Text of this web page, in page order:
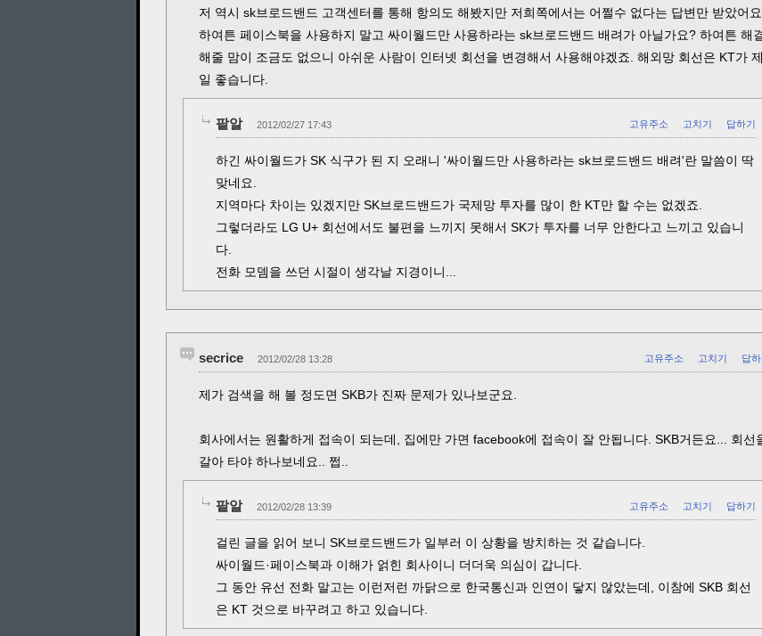
저 역시 sk브로드밴드 고객센터를 통해 항의도 해봤지만 저희쪽에서는 어쩔수 없다는 답변만 받았어요.
하여튼 페이스북을 사용하지 말고 싸이월드만 사용하라는 sk브로드밴드 배려가 아닐가요? 하여튼 해
해줄 맘이 조금도 없으니 아쉬운 사람이 인터넷 회선을 변경해서 사용해야겠죠. 해외망 회선은 KT가 제
일 좋습니다.
팥알 2012/02/27 17:43 고유주소 고치기 답하기
하긴 싸이월드가 SK 식구가 된 지 오래니 '싸이월드만 사용하라는 sk브로드밴드 배려'란 말씀이 딱
맞네요.
지역마다 차이는 있겠지만 SK브로드밴드가 국제망 투자를 많이 한 KT만 할 수는 없겠죠.
그렇더라도 LG U+ 회선에서도 불편을 느끼지 못해서 SK가 투자를 너무 안한다고 느끼고 있습니
다.
전화 모뎀을 쓰던 시절이 생각날 지경이니...
secrice 2012/02/28 13:28 고유주소 고치기 답
제가 검색을 해 볼 정도면 SKB가 진짜 문제가 있나보군요.
회사에서는 원활하게 접속이 되는데, 집에만 가면 facebook에 접속이 잘 안됩니다. SKB거든요... 회선
갈아 타야 하나보네요.. 쩝..
팥알 2012/02/28 13:39 고유주소 고치기 답하기
걸린 글을 읽어 보니 SK브로드밴드가 일부러 이 상황을 방치하는 것 같습니다.
싸이월드·페이스북과 이해가 얽힌 회사이니 더더욱 의심이 갑니다.
그 동안 유선 전화 말고는 이런저런 까닭으로 한국통신과 인연이 닿지 않았는데, 이참에 SKB 회선
은 KT 것으로 바꾸려고 하고 있습니다.